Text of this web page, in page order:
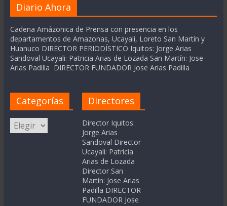
Diario Ahora
Cadena Amázonica de Prensa con presencia en los
departamentos de Amazonas, Ucayali, Loreto San Martín y
Huanuco DIRECTOR PERIODÍSTICO Iquitos: Jorge Arias
Sandoval Ucayali: Patricia Arias de Lozada San Martín: Jose
Arias Padilla DIRECTOR FUNDADOR Jose Arias Padilla
Categorías
Categorías
Directores
Director Iquitos:
Jorge Arias
Sandoval Director
Ucayali: Patricia
Arias de Lozada
Director San
Martín: Jose Arias
Padilla DIRECTOR
FUNDADOR Jose